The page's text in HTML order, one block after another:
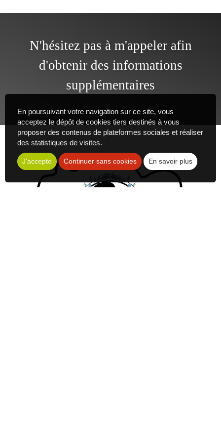
N'hésitez pas à m'appeler afin
d'obtenir des informations
supplémentaires
En poursuivant votre navigation sur ce site, vous
acceptez le dépôt de cookies tiers destinés à vous
proposer des contenus de plateformes sociales et réaliser
des statistiques de visites.
J'accepte Continuer sans cookies En savoir plus